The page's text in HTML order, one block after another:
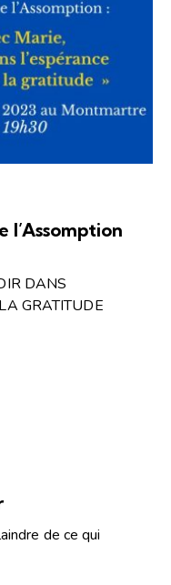
DANS
GRATITUDE
de ce qui